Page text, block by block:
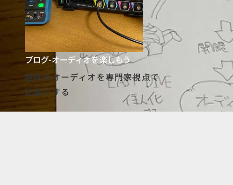
ブログ-オーディオを楽しもう
趣味のオーディオを専門家視点で
記事にする